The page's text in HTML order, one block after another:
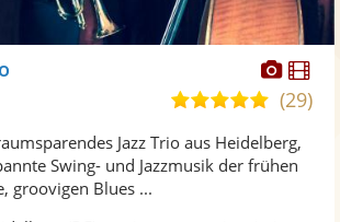
Fotos
5,0
5
(29)
Jazz Trio aus Heidelberg,
Swing- und Jazzmusik der frühen
groovigen Blues ...